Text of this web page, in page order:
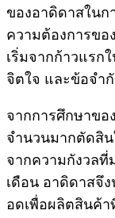
ของอาดิดาสใน
ความต้องการข
เริ่มจากก้าวแรก
จิตใจ และข้อจำ
จากการศึกษาขอ
จำนวนมากตัดสิน
จากความกังวลที่
เดือน อาดิดาสจึ
อดเพื่อผลิตสินค้า